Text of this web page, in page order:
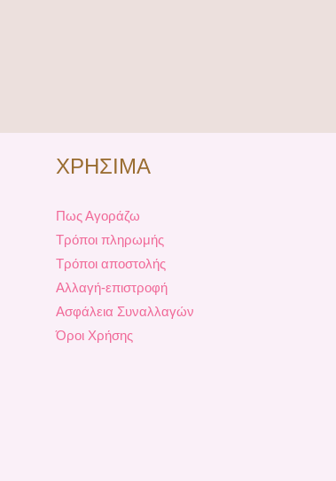
ΧΡΗΣΙΜΑ
Πως Αγοράζω
Τρόποι πληρωμής
Τρόποι αποστολής
Αλλαγή-επιστροφή
Ασφάλεια Συναλλαγών
Όροι Χρήσης